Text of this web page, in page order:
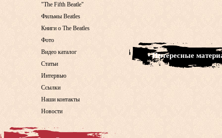
• Интересные
"The Fifth Beatle"
Фильмы Beatles
Книги о The Beatles
Фото
Видео каталог
Статьи
Интервью
Ссылки
Наши контакты
Новости